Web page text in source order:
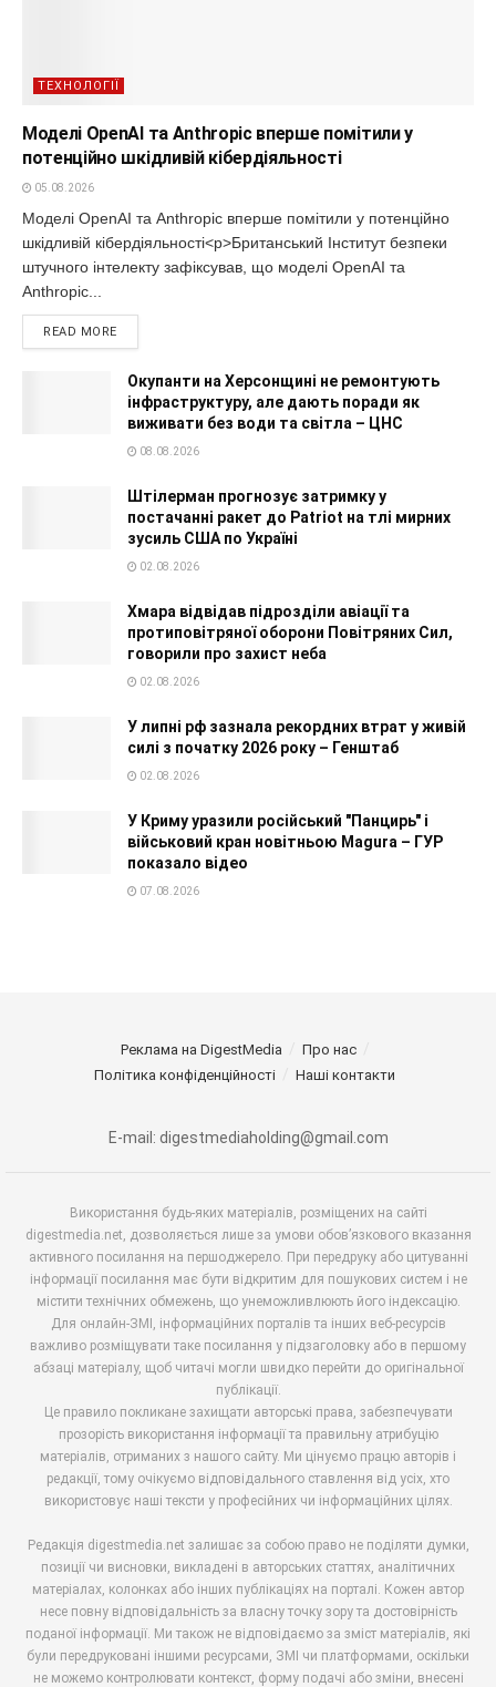
ТЕХНОЛОГІЇ
Моделі OpenAI та Anthropic вперше помітили у
потенційно шкідливій кібердіяльності
05.08.2026
Моделі OpenAI та Anthropic вперше помітили у потенційно
шкідливій кібердіяльності<p>Британський Інститут безпеки
штучного інтелекту зафіксував, що моделі OpenAI та
Anthropic...
READ MORE
Окупанти на Херсонщині не ремонтують
інфраструктуру, але дають поради як
виживати без води та світла – ЦНС
08.08.2026
Штілерман прогнозує затримку у
постачанні ракет до Patriot на тлі мирних
зусиль США по Україні
02.08.2026
Хмара відвідав підрозділи авіації та
протиповітряної оборони Повітряних Сил,
говорили про захист неба
02.08.2026
У липні рф зазнала рекордних втрат у живій
силі з початку 2026 року – Генштаб
02.08.2026
У Криму уразили російський "Панцирь" і
військовий кран новітньою Magura – ГУР
показало відео
07.08.2026
Реклама на DigestMedia
Про нас
Політика конфіденційності
Наші контакти
E-mail: digestmediaholding@gmail.com
Використання будь-яких матеріалів, розміщених на сайті
digestmedia.net, дозволяється лише за умови обов’язкового вказання
активного посилання на першоджерело. При передруку або цитуванні
інформації посилання має бути відкритим для пошукових систем і не
містити технічних обмежень, що унеможливлюють його індексацію.
Для онлайн-ЗМІ, інформаційних порталів та інших веб-ресурсів
важливо розміщувати таке посилання у підзаголовку або в першому
абзаці матеріалу, щоб читачі могли швидко перейти до оригінальної
публікації.
Це правило покликане захищати авторські права, забезпечувати
прозорість використання інформації та правильну атрибуцію
матеріалів, отриманих з нашого сайту. Ми цінуємо працю авторів і
редакції, тому очікуємо відповідального ставлення від усіх, хто
використовує наші тексти у професійних чи інформаційних цілях.
Редакція digestmedia.net залишає за собою право не поділяти думки,
позиції чи висновки, викладені в авторських статтях, аналітичних
матеріалах, колонках або інших публікаціях на порталі. Кожен автор
несе повну відповідальність за власну точку зору та достовірність
поданої інформації. Ми також не відповідаємо за зміст матеріалів, які
були передруковані іншими ресурсами, ЗМІ чи платформами, оскільки
не можемо контролювати контекст, форму подачі або зміни, внесені